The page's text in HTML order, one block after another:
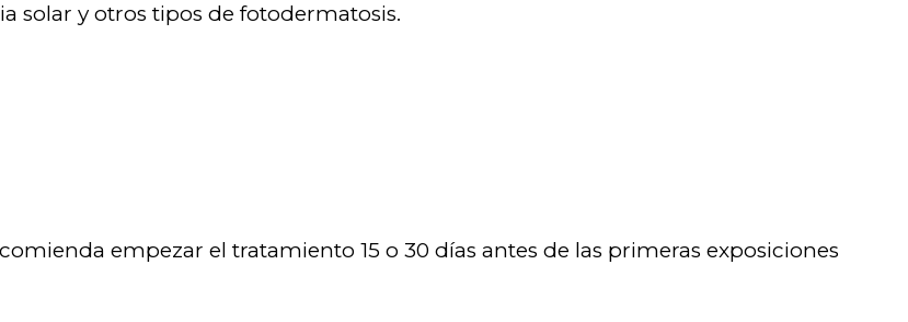
solar y otros tipos de fotodermatosis.
empezar el tratamiento 15 o 30 días antes de las primeras exposiciones